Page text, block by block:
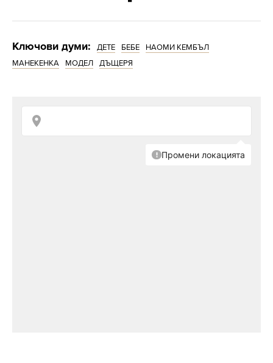
Ключови думи: ДЕТЕ БЕБЕ
НАОМИ КЕМБЪЛ
МАНЕКЕНКА
МОДЕЛ ДЪЩЕРЯ